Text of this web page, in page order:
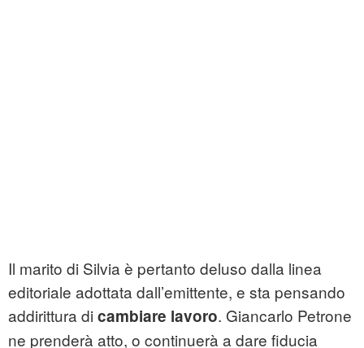
Il marito di Silvia è pertanto deluso dalla linea
editoriale adottata dall’emittente, e sta pensando
addirittura di cambiare lavoro. Giancarlo Petrone
ne prenderà atto, o continuerà a dare fiducia